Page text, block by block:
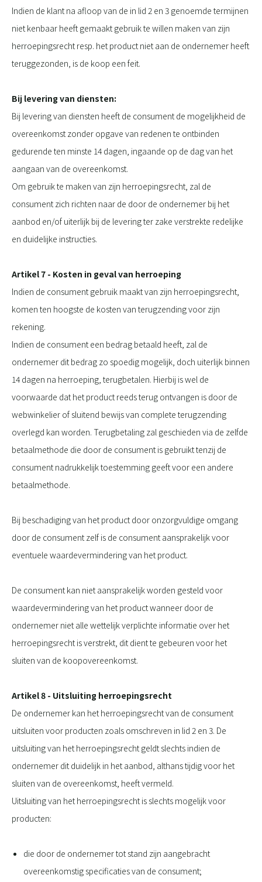
Indien de klant na afloop van de in lid 2 en 3 genoemde termijnen
niet kenbaar heeft gemaakt gebruik te willen maken van zijn
herroepingsrecht resp. het product niet aan de ondernemer heeft
teruggezonden, is de koop een feit.
Bij levering van diensten:
Bij levering van diensten heeft de consument de mogelijkheid de
overeenkomst zonder opgave van redenen te ontbinden
gedurende ten minste 14 dagen, ingaande op de dag van het
aangaan van de overeenkomst.
Om gebruik te maken van zijn herroepingsrecht, zal de
consument zich richten naar de door de ondernemer bij het
aanbod en/of uiterlijk bij de levering ter zake verstrekte redelijke
en duidelijke instructies.
Artikel 7 - Kosten in geval van herroeping
Indien de consument gebruik maakt van zijn herroepingsrecht,
komen ten hoogste de kosten van terugzending voor zijn
rekening.
Indien de consument een bedrag betaald heeft, zal de
ondernemer dit bedrag zo spoedig mogelijk, doch uiterlijk binnen
14 dagen na herroeping, terugbetalen. Hierbij is wel de
voorwaarde dat het product reeds terug ontvangen is door de
webwinkelier of sluitend bewijs van complete terugzending
overlegd kan worden. Terugbetaling zal geschieden via de zelfde
betaalmethode die door de consument is gebruikt tenzij de
consument nadrukkelijk toestemming geeft voor een andere
betaalmethode.
Bij beschadiging van het product door onzorgvuldige omgang
door de consument zelf is de consument aansprakelijk voor
eventuele waardevermindering van het product.
De consument kan niet aansprakelijk worden gesteld voor
waardevermindering van het product wanneer door de
ondernemer niet alle wettelijk verplichte informatie over het
herroepingsrecht is verstrekt, dit dient te gebeuren voor het
sluiten van de koopovereenkomst.
Artikel 8 - Uitsluiting herroepingsrecht
De ondernemer kan het herroepingsrecht van de consument
uitsluiten voor producten zoals omschreven in lid 2 en 3. De
uitsluiting van het herroepingsrecht geldt slechts indien de
ondernemer dit duidelijk in het aanbod, althans tijdig voor het
sluiten van de overeenkomst, heeft vermeld.
Uitsluiting van het herroepingsrecht is slechts mogelijk voor
producten:
die door de ondernemer tot stand zijn aangebracht
overeenkomstig specificaties van de consument;